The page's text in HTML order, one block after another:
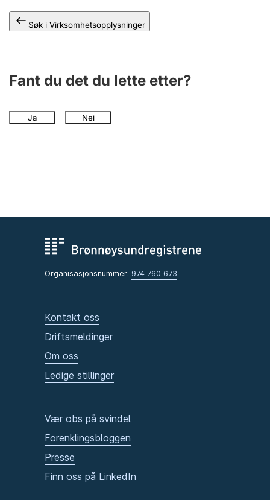
Søk i Virksomhetsopplysninger
Fant du det du lette etter?
Ja Nei
Organisasjonsnummer: 974 760 673
Kontakt oss
Driftsmeldinger
Om oss
Ledige stillinger
Vær obs på svindel
Forenklingsbloggen
Presse
Finn oss på LinkedIn